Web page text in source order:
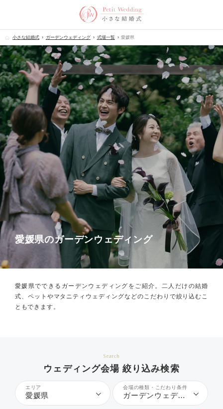
小さな結婚式 ガーデンウェディング 式場一覧 愛媛県
愛媛県のガーデンウェディング
愛媛県でできるガーデンウェディングをご紹介。 二人だけの結婚
式、ペットやマタニティウェディングなどのこだわりで絞り込むこ
ともできます。
Search
ウェディング会場 絞り込み検索
エリア
愛媛県
会場の種類・こだわり条件
ガーデンウェディング